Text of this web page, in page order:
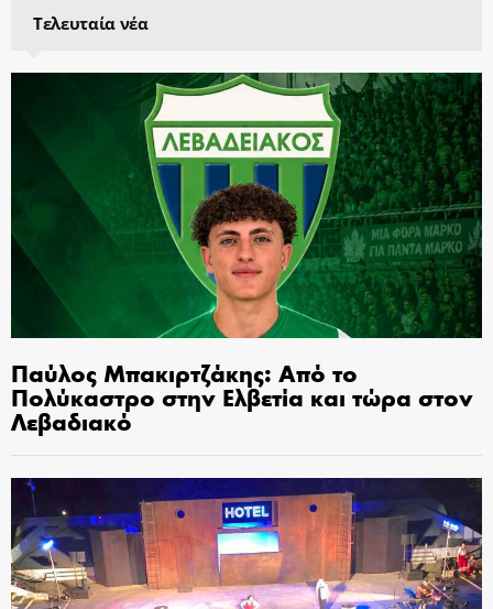
Τελευταία νέα
Παύλος Μπακιρτζάκης: Από το
Πολύκαστρο στην Ελβετία και τώρα στον
Λεβαδιακό